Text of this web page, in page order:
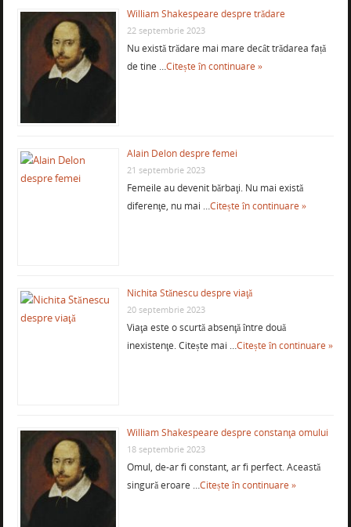
William Shakespeare despre trădare
22 septembrie 2023
Nu există trădare mai mare decât trădarea față
de tine …Citește în continuare »
Alain Delon despre femei
21 septembrie 2023
Femeile au devenit bărbaţi. Nu mai există
diferenţe, nu mai …Citește în continuare »
Nichita Stănescu despre viaţă
20 septembrie 2023
Viaţa este o scurtă absenţă între două
inexistenţe. Citește mai …Citește în continuare »
William Shakespeare despre constanţa omului
18 septembrie 2023
Omul, de-ar fi constant, ar fi perfect. Această
singură eroare …Citește în continuare »